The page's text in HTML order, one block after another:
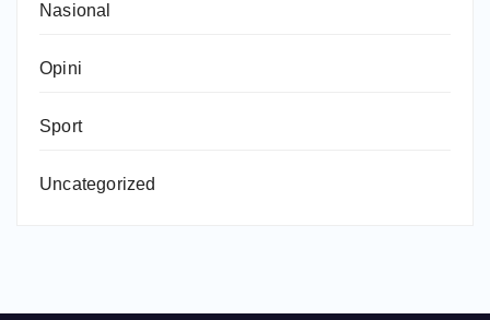
Nasional
Opini
Sport
Uncategorized